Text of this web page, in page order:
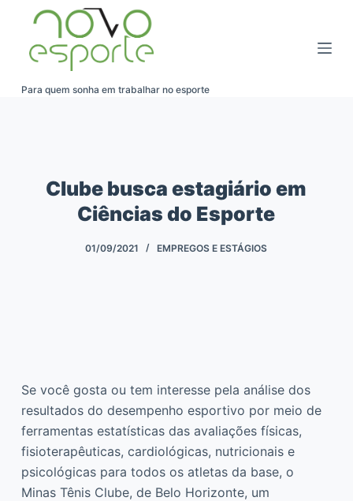
Para quem sonha em trabalhar no esporte
Clube busca estagiário em
Ciências do Esporte
01/09/2021 EMPREGOS E ESTÁGIOS
Se você gosta ou tem interesse pela análise dos
resultados do desempenho esportivo por meio de
ferramentas estatísticas das avaliações físicas,
fisioterapêuticas, cardiológicas, nutricionais e
psicológicas para todos os atletas da base, o
Minas Tênis Clube, de Belo Horizonte, um